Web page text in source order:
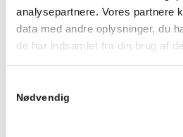
analysepartnere. Vores partnere
data med andre oplysninger, du
de har indsamlet fra din brug af
Nødvendig